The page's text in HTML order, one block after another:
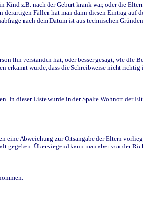
z.B. nach der Geburt krank war, oder die
Fällen hat man dann diesen Eintrag auf
nach dem Datum ist aus technischen
ihn verstanden hat, oder besser gesagt, wie die
erkannt wurde, dass die Schreibweise nicht richtig
dieser Liste wurde in der Spalte Wohnort der
eine Abweichung zur Ortsangabe der Eltern
Überwiegend kann man aber von der